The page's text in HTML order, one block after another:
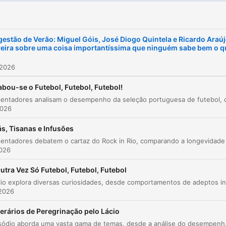
de Verão: Miguel Góis, José Diogo Quintela e Ricardo
sobre uma coisa importantíssima que ninguém sabe bem o
se o Futebol, Futebol, Futebol!
Tisanas e Infusões
Vez Só Futebol, Futebol, Futebol
de Peregrinação pelo Lácio
Este episódio aborda uma vasta gama de temas, desde a análise do